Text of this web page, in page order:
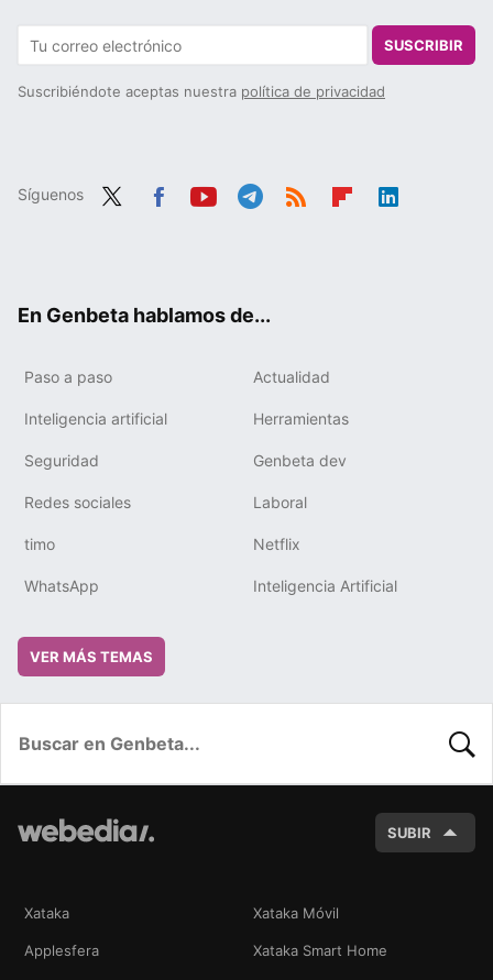
SUSCRIBIR
Suscribiéndote aceptas nuestra política de privacidad
Síguenos
En Genbeta hablamos de...
Paso a paso Actualidad
Inteligencia artificial Herramientas
Seguridad Genbeta dev
Redes sociales Laboral
timo Netflix
WhatsApp Inteligencia Artificial
VER MÁS TEMAS
SUBIR
Xataka Xataka Móvil
Applesfera Xataka Smart Home